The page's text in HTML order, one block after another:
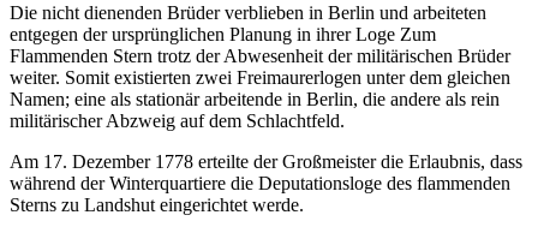
Die nicht dienenden Brüder verblieben in Berlin und arbeiteten
entgegen der ursprünglichen Planung in ihrer Loge Zum
Flammenden Stern trotz der Abwesenheit der militärischen Brüder
weiter. Somit existierten zwei Freimaurerlogen unter dem gleichen
Namen; eine als stationär arbeitende in Berlin, die andere als rein
militärischer Abzweig auf dem Schlachtfeld.
Am 17. Dezember 1778 erteilte der Großmeister die Erlaubnis, dass
während der Winterquartiere die Deputationsloge des flammenden
Sterns zu Landshut eingerichtet werde.